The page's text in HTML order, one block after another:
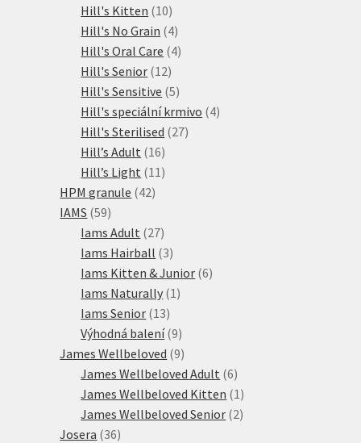
Hill's Kitten 1010
produktů
Hill's No Grain 44
produkty
Hill's Oral Care 44
Hill's Senior 1212
produktů
Hill's Sensitive 55
produktů
Hill's speciální krmivo 44
Hill's Sterilised 2727
Hill’s Adult 1616
produktů
Hill’s Light 11 11
HPM granule 4242
IAMS 5959
produktů
Iams Adult 2727
produktů
Iams Hairball 33
produkty
Iams Kitten & Junior 66
Iams Naturally 1 1
Iams Senior 1313
produktů
Výhodná balení 99
produktů
James Wellbeloved 99
produktů
James Wellbeloved Adult 66
produktů
James Wellbeloved Kitten 1 1
produkt
James Wellbeloved Senior 22
Josera 3636